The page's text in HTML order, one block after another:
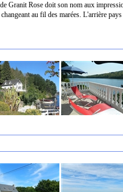
Granit Rose doit son nom aux
au fil des marées. L'arrière